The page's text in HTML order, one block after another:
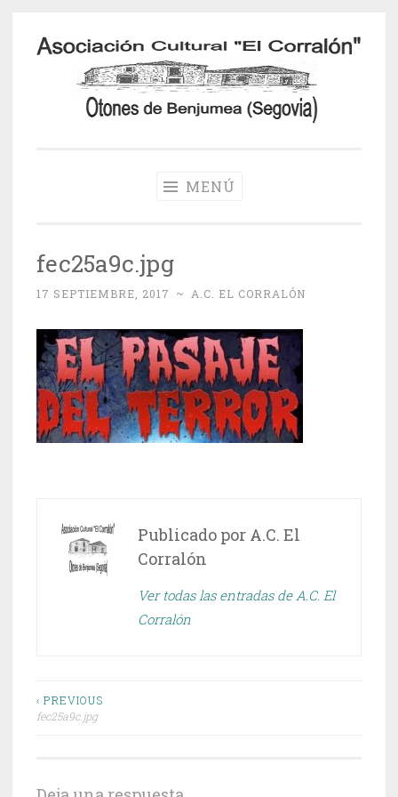
Saltar
contenido
MENÚ
fec25a9c.jpg
17 SEPTIEMBRE, 2017 ~ A.C. EL CORRALÓN
Publicado por A.C. El
Corralón
Ver todas las entradas de A.C. El
Corralón
Navegación
‹ PREVIOUS
fec25a9c.jpg